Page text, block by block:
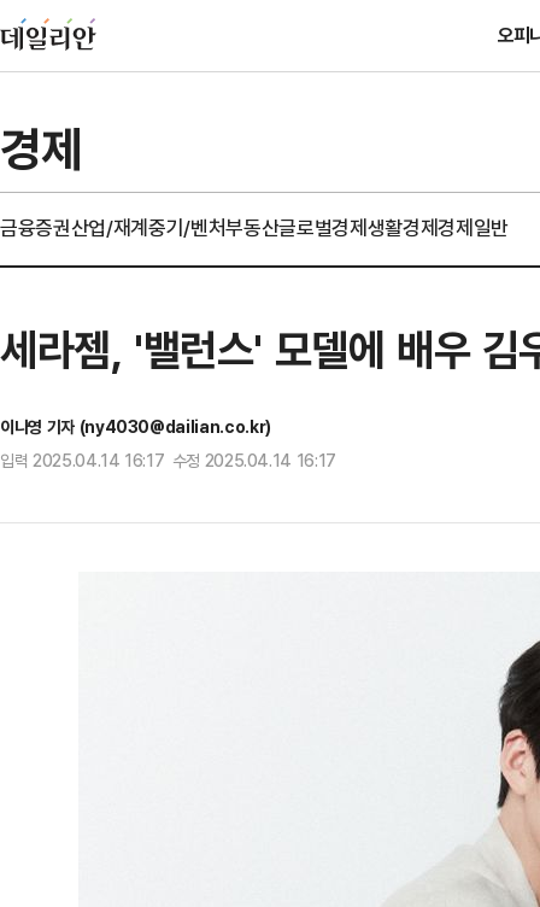
오피
경제
금융증권산업/재계중기/벤처부동산글로벌경제생활경제경제일반
세라젬, '밸런스' 모델에 배우 김
이나영 기자 (ny4030@dailian.co.kr)
입력 2025.04.14 16:17 수정 2025.04.14 16:17